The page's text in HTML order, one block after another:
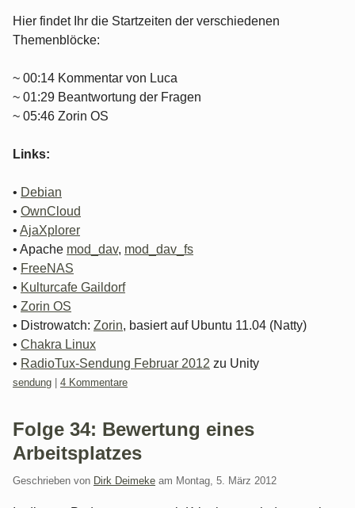
Hier findet Ihr die Startzeiten der verschiedenen
Themenblöcke:
~ 00:14 Kommentar von Luca
~ 01:29 Beantwortung der Fragen
~ 05:46 Zorin OS
Links:
• Debian
• OwnCloud
• AjaXplorer
• Apache mod_dav, mod_dav_fs
• FreeNAS
• Kulturcafe Gaildorf
• Zorin OS
• Distrowatch: Zorin, basiert auf Ubuntu 11.04 (Natty)
• Chakra Linux
• RadioTux-Sendung Februar 2012 zu Unity
Kategorien:
sendung 4 Kommentare
Folge 34: Bewertung eines
Arbeitsplatzes
Geschrieben von Dirk Deimeke am Montag, 5. März 2012